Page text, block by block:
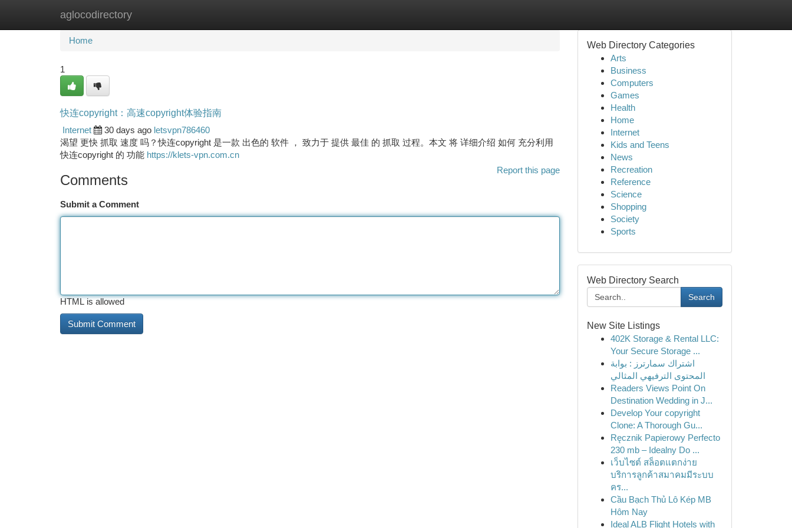
aglocodirectory
Home New Site Listings
Home
1
快连copyright：高速copyright体验指南
Internet
30 days ago letsvpn786460
渴望 更快 抓取 速度 吗？快连copyright 是一款 出色的 软件 ， 致力于 提供 最佳 的 抓取 过程。本文 将 详细介绍 如何 充分利用
快连copyright 的 功能 https://klets-vpn.com.cn
Report this page
Comments
Submit a Comment
HTML is allowed
Web Directory Categories
Arts
Business
Computers
Games
Health
Home
Internet
Kids and Teens
News
Recreation
Reference
Science
Shopping
Society
Sports
Web Directory Search
Search
New Site Listings
402K Storage & Rental LLC:
Your Secure Storage ...
اشتراك سمارترز : بوابة
المحتوى الترفيهي المثالي
Readers Views Point On
Destination Wedding in J...
Develop Your copyright
Clone: A Thorough Gu...
Ręcznik Papierowy Perfecto
230 mb – Idealny Do ...
เว็บไซต์ สล็อตแตกง่าย
บริการลูกค้าสมาคมมีระบบ
คร...
Cầu Bạch Thủ Lô Kép MB
Hôm Nay
Ideal ALB Flight Hotels with